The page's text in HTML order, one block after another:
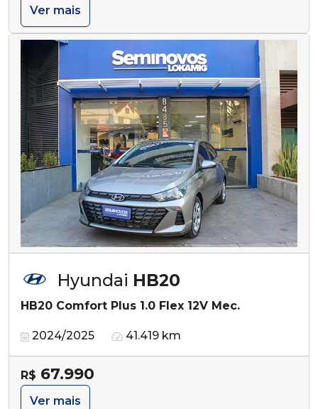
Ver mais
Hyundai HB20
HB20 Comfort Plus 1.0 Flex 12V Mec.
2024/2025 41.419 km
R$ 67.990
Ver mais